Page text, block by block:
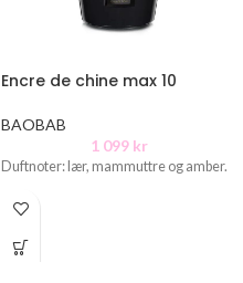
Encre de chine max 10
BAOBAB
1 099 kr
Duftnoter: lær, mammuttre og amber.